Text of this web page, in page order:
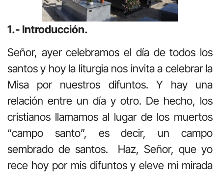
1.- Introducción.
Señor, ayer celebramos el día de todos los
santos y hoy la liturgia nos invita a celebrar la
Misa por nuestros difuntos. Y hay una
relación entre un día y otro. De hecho, los
cristianos llamamos al lugar de los muertos
“campo santo”, es decir, un campo
sembrado de santos. Haz, Señor, que yo
rece hoy por mis difuntos y eleve mi mirada